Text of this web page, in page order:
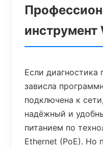
инструмент
Если диагностика
зависла
подключена к
надёжный и
питанием по
Ethernet (PoE). Но